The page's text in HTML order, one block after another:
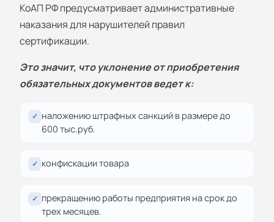
КоАП РФ предусматривает административные
наказания для нарушителей правил
сертификации.
Это значит, что уклонение от приобретения
обязательных документов ведет к:
✓ наложению штрафных санкций в размере до
600 тыс.руб.
✓ конфискации товара
✓ прекращению работы предприятия на срок до
трех месяцев.